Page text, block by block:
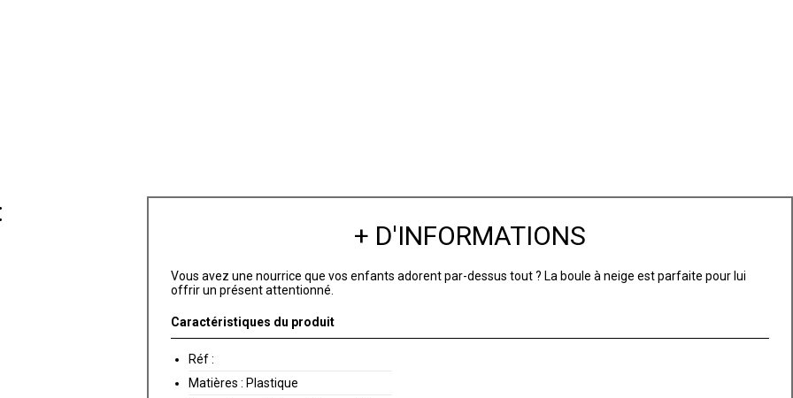
+ D'INFORMATIONS
Vous avez une nourrice que vos enfants adorent par-dessus tout ? La boule à neige est parfaite pour lui
offrir un présent attentionné.
Caractéristiques du produit
Réf :
Matières : Plastique